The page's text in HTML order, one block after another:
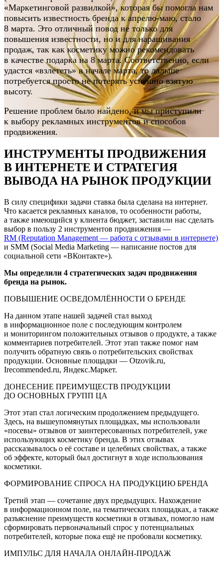
«Маркетинговой развилкой», которая бы помогла нам
повысить известность бренда к апрелю-маю, стало
8 марта. Это отличный повод не только для
повышения известности, но и для наращивания
продаж, так как косметику можно рекомендовать
в качестве подарка на 8 марта. Соответственно, если
удастся «взлететь» в начале марта, то дальше
потребуется просто не потерять успешно взятую
высоту.
Решение проблем было найдено, и мы приступили
к выбору рекламных инструментов и способов
продвижения.
ИНСТРУМЕНТЫ ПРОДВИЖЕНИЯ
В ИНТЕРНЕТЕ И СТРАТЕГИЯ
ВЫВОДА НА РЫНОК ПРОДУКЦИИ
В силу специфики задачи ставка была сделана на интернет.
Что касается рекламных каналов, то особенности работы,
а также имеющийся у клиента бюджет, заставили нас сделать
выбор в пользу 2 инструментов продвижения —
RM (Reputation Management — работа с отзывами в интернете)
и SMM (Social Media Marketing — написание постов для
социальной сети «ВКонтакте»).
Мы определили 4 стратегических задач продвижения
бренда на рынок.
ПОВЫШЕНИЕ ОСВЕДОМЛЁННОСТИ О БРЕНДЕ
На данном этапе нашей задачей стал выход
в информационное поле с последующим контролем
и мониторингом положительных отзывов о продукте, а также
комментариев потребителей. Этот этап также помог нам
получить обратную связь о потребительских свойствах
продукции. Основные площадки — Otzovik.ru,
Irecommended.ru, Яндекс.Маркет.
ДОНЕСЕНИЕ ПРЕИМУЩЕСТВ ПРОДУКЦИИ
ДО ОСНОВНЫХ ГРУПП ЦА
Этот этап стал логическим продолжением предыдущего.
Здесь, на вышеупомянутых площадках, мы использовали
«посевы» отзывов от заинтересованных потребителей, уже
использующих косметику бренда. В этих отзывах
рассказывалось о её составе и целебных свойствах, а также
об эффекте, который был достигнут в ходе использования
косметики.
ФОРМИРОВАНИЕ СПРОСА НА ПРОДУКЦИЮ БРЕНДА
Третий этап — сочетание двух предыдущих. Нахождение
в информационном поле, на тематических площадках, а также
разъяснение преимуществ косметики в отзывах, помогло нам
сформировать первоначальный спрос у потенциальных
потребителей, которые пока ещё не пробовали косметику.
ИМПУЛЬС ДЛЯ НАЧАЛА ОНЛАЙН-ПРОДАЖ